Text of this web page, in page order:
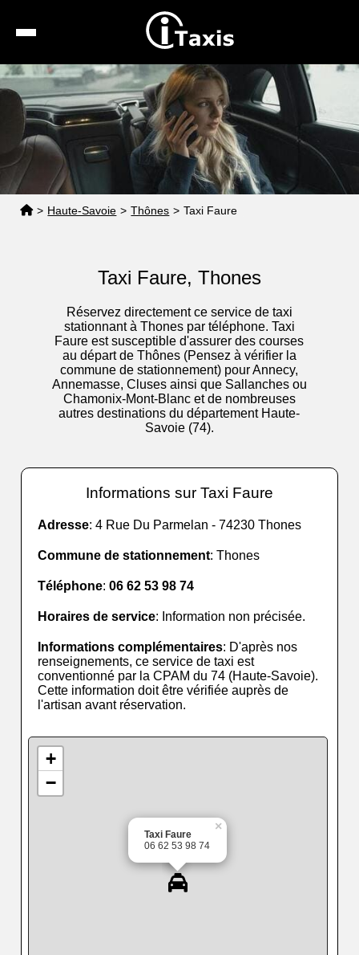
Recherche
Calcul de tarif
Taxis conventionnés
Espace pro
> Haute-Savoie > Thônes > Taxi Faure
Taxi Faure, Thones
Réservez directement ce service de taxi
stationnant à Thones par téléphone. Taxi
Faure est susceptible d'assurer des courses
au départ de Thônes (Pensez à vérifier la
commune de stationnement) pour Annecy,
Annemasse, Cluses ainsi que Sallanches ou
Chamonix-Mont-Blanc et de nombreuses
autres destinations du département Haute-
Savoie (74).
Informations sur Taxi Faure
Adresse: 4 Rue Du Parmelan - 74230 Thones
Commune de stationnement: Thones
Téléphone:06 62 53 98 74
Horaires de service: Information non précisée.
Informations complémentaires: D'après nos
renseignements, ce service de taxi est
conventionné par la CPAM du 74 (Haute-Savoie).
Cette information doit être vérifiée auprès de
l'artisan avant réservation.
Taxi Faure
06 62 53 98 74
×
+
−